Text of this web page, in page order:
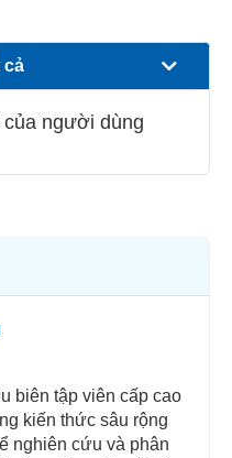
cả
độ
người dùng
biên tập viên cấp cao
kiến thức sâu rộng
nghiên cứu và phân